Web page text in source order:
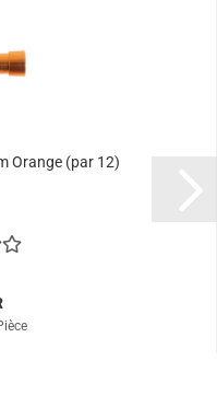
Orange (par 12)